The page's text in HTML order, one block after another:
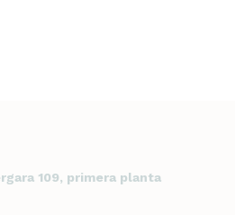
109, primera planta